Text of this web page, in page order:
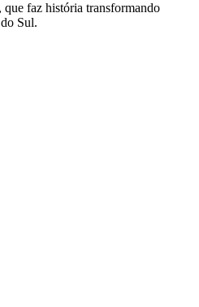
faz história transformando
Sul.